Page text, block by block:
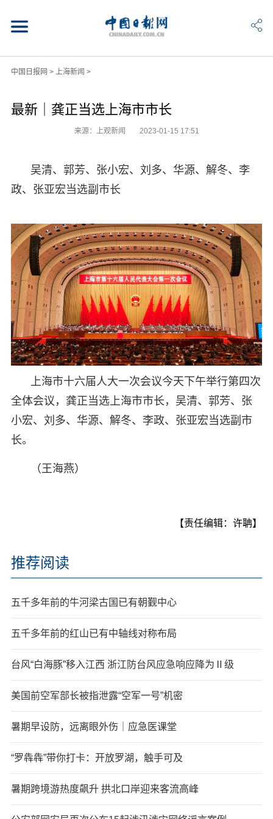
中国日报网 > 上海新闻 >
最新｜龚正当选上海市市长
来源：上观新闻 2023-01-15 17:51
吴清、郭芳、张小宏、刘多、华源、解冬、李
政、张亚宏当选副市长
上海市十六届人大一次会议今天下午举行第四次
全体会议，龚正当选上海市市长，吴清、郭芳、张
小宏、刘多、华源、解冬、李政、张亚宏当选副市
长。
（王海燕）
【责任编辑：许聃】
推荐阅读
五千多年前的牛河梁古国已有朝觐中心
五千多年前的红山已有中轴线对称布局
台风“白海豚”移入江西 浙江防台风应急响应降为Ⅱ级
美国前空军部长被指泄露“空军一号”机密
暑期早设防，远离眼外伤｜应急医课堂
“罗犇犇”带你打卡：开放罗湖，触手可及
暑期跨境游热度飙升 拱北口岸迎来客流高峰